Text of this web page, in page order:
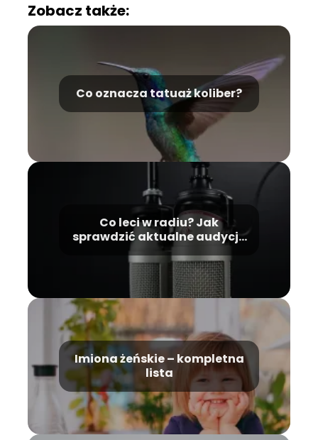
Zobacz także:
Co oznacza tatuaż koliber?
Co leci w radiu? Jak
sprawdzić aktualne audycje
i utwory?
Imiona żeńskie – kompletna
lista